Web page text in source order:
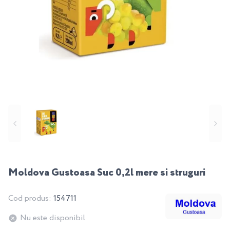
Moldova Gustoasa Suc 0,2l mere si struguri
Cod produs: 154711
Nu este disponibil